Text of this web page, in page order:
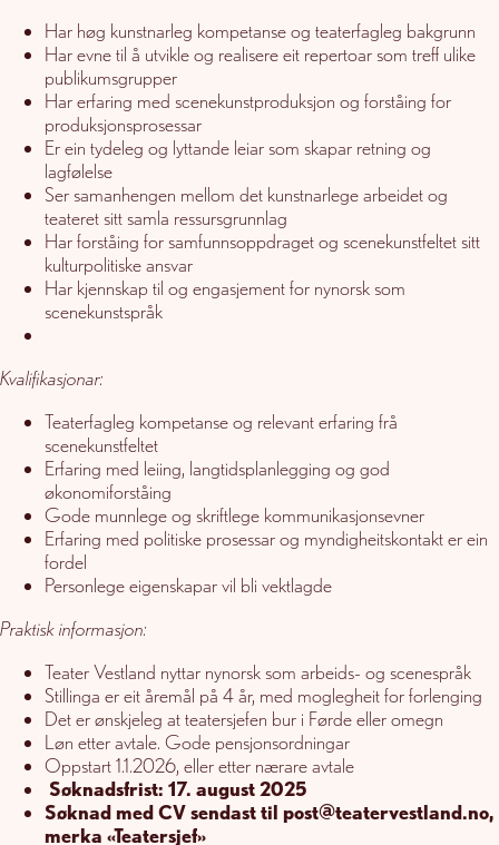
Har høg kunstnarleg kompetanse og teaterfagleg bakgrunn
Har evne til å utvikle og realisere eit repertoar som treff ulike
publikumsgrupper
Har erfaring med scenekunstproduksjon og forståing for
produksjonsprosessar
Er ein tydeleg og lyttande leiar som skapar retning og
lagfølelse
Ser samanhengen mellom det kunstnarlege arbeidet og
teateret sitt samla ressursgrunnlag
Har forståing for samfunnsoppdraget og scenekunstfeltet sitt
kulturpolitiske ansvar
Har kjennskap til og engasjement for nynorsk som
scenekunstspråk
Kvalifikasjonar:
Teaterfagleg kompetanse og relevant erfaring frå
scenekunstfeltet
Erfaring med leiing, langtidsplanlegging og god
økonomiforståing
Gode munnlege og skriftlege kommunikasjonsevner
Erfaring med politiske prosessar og myndigheitskontakt er ein
fordel
Personlege eigenskapar vil bli vektlagde
Praktisk informasjon:
Teater Vestland nyttar nynorsk som arbeids- og scenespråk
Stillinga er eit åremål på 4 år, med moglegheit for forlenging
Det er ønskjeleg at teatersjefen bur i Førde eller omegn
Løn etter avtale. Gode pensjonsordningar
Oppstart 1.1.2026, eller etter nærare avtale
Søknadsfrist: 17. august 2025
Søknad med CV sendast til post@teatervestland.no,
merka «Teatersjef»